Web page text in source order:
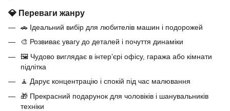
💎 Переваги жанру
🚗 Ідеальний вибір для любителів машин і подорожей
🎨 Розвиває увагу до деталей і почуття динаміки
🖼️ Чудово виглядає в інтер’єрі офісу, гаража або кімнати
підлітка
🧘 Дарує концентрацію і спокій під час малювання
🎁 Прекрасний подарунок для чоловіків і шанувальників
техніки